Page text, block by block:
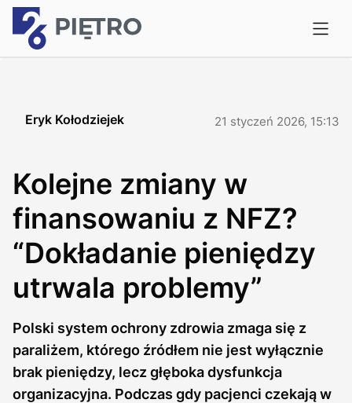
Eryk Kołodziejek 21 styczeń 2026, 15:13
Kolejne zmiany w
finansowaniu z NFZ?
“Dokładanie pieniędzy
utrwala problemy”
Polski system ochrony zdrowia zmaga się z
paraliżem, którego źródłem nie jest wyłącznie
brak pieniędzy, lecz głęboka dysfunkcja
organizacyjna. Podczas gdy pacjenci czekają w